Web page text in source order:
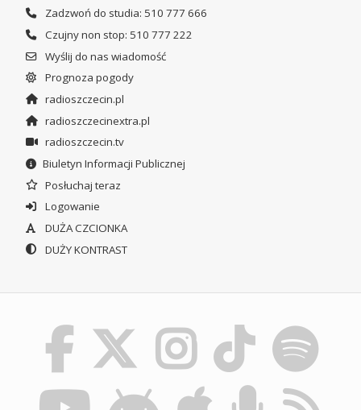
Zadzwoń do studia: 510 777 666
Czujny non stop: 510 777 222
Wyślij do nas wiadomość
Prognoza pogody
radioszczecin.pl
radioszczecinextra.pl
radioszczecin.tv
Biuletyn Informacji Publicznej
Posłuchaj teraz
Logowanie
DUŻA CZCIONKA
DUŻY KONTRAST